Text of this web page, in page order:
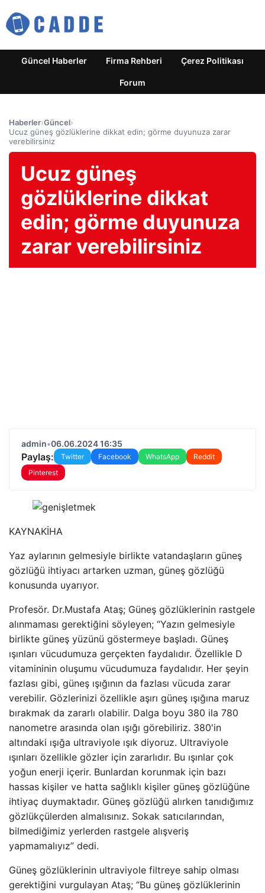
Güncel Haberler Firma Rehberi Çerez Politikası
Forum
Haberler›Güncel›
Ucuz güneş gözlüklerine dikkat edin; görme duyunuza zarar
verebilirsiniz
Ucuz güneş
gözlüklerine dikkat
edin; görme duyunuza
zarar verebilirsiniz
admin•06.06.2024 16:35
Paylaş: Twitter Facebook WhatsApp
Reddit
Pinterest
KAYNAKİHA
Yaz aylarının gelmesiyle birlikte vatandaşların güneş
gözlüğü ihtiyacı artarken uzman, güneş gözlüğü
konusunda uyarıyor.
Profesör. Dr.Mustafa Ataş; Güneş gözlüklerinin rastgele
alınmaması gerektiğini söyleyen; “Yazın gelmesiyle
birlikte güneş yüzünü göstermeye başladı. Güneş
ışınları vücudumuza gerçekten faydalıdır. Özellikle D
vitamininin oluşumu vücudumuza faydalıdır. Her şeyin
fazlası gibi, güneş ışığının da fazlası vücuda zarar
verebilir. Gözlerinizi özellikle aşırı güneş ışığına maruz
bırakmak da zararlı olabilir. Dalga boyu 380 ila 780
nanometre arasında olan ışığı görebiliriz. 380'in
altındaki ışığa ultraviyole ışık diyoruz. Ultraviyole
ışınları özellikle gözler için zararlıdır. Bu ışınlar çok
yoğun enerji içerir. Bunlardan korunmak için bazı
hassas kişiler ve hatta sağlıklı kişiler güneş gözlüğüne
ihtiyaç duymaktadır. Güneş gözlüğü alırken tanıdığımız
gözlükçülerden almalısınız. Sokak satıcılarından,
bilmediğimiz yerlerden rastgele alışveriş
yapmamalıyız” dedi.
Güneş gözlüklerinin ultraviyole filtreye sahip olması
gerektiğini vurgulayan Ataş; “Bu güneş gözlüklerinin